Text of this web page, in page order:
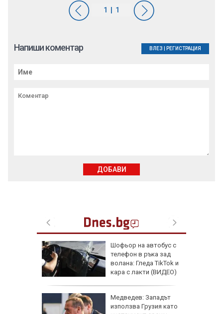
Шофьор на автобус с
телефон в ръка зад
волана: Гледа TikTok и
кара с лакти (ВИДЕО)
Медведев: Западът
използва Грузия като
Напиши коментар ВЛЕЗ РЕГИСТРАЦИЯ
ДОБАВИ